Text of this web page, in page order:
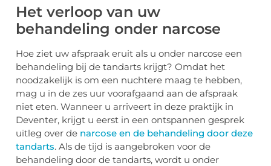
Het verloop van uw
behandeling onder narcose
Hoe ziet uw afspraak eruit als u onder narcose een
behandeling bij de tandarts krijgt? Omdat het
noodzakelijk is om een nuchtere maag te hebben,
mag u in de zes uur voorafgaand aan de afspraak
niet eten. Wanneer u arriveert in deze praktijk in
Deventer, krijgt u eerst in een ontspannen gesprek
uitleg over de narcose en de behandeling door deze
tandarts. Als de tijd is aangebroken voor de
behandeling door de tandarts, wordt u onder